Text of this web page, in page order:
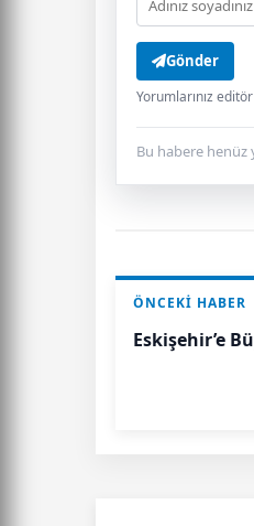
Gönder
Yorumlarınız
Bu habere henüz
ÖNCEKI HABER
Eskişehir’e